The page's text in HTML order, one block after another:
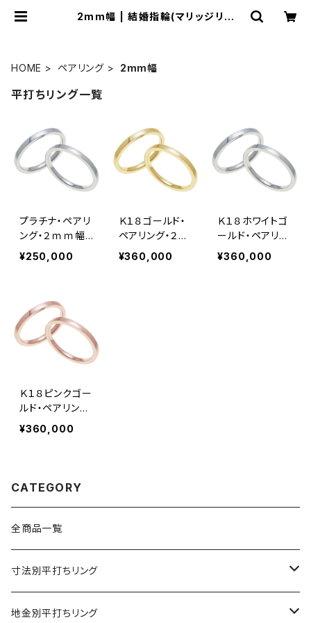
2mm幅 | 結婚指輪(マリッジリン
HOME ペアリング 2mm幅
平打ちリング一覧
プラチナ・ペアリ
ング・２ｍｍ幅・
平打ちリング
¥250,000
Ｋ１８ゴールド・
ペアリング・２ｍ
ｍ幅・平打ちリン
¥360,000
Ｋ１８ホワイトゴ
ールド・ペアリン
グ・２ｍｍ幅・平
打ちリング
¥360,000
Ｋ１８ピンクゴー
ルド・ペアリン
グ・２ｍｍ幅・平
打ちリング
¥360,000
CATEGORY
全商品一覧
寸法別平打ちリング
2mm幅
地金別平打ちリング